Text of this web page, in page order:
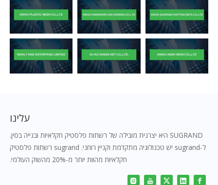
עלינו
SUGRAND היא יצרנית מובילה של רשתות פלסטיק חקלאיות ובנייה בסין.
ל-sugrand יש טכנולוגיה מתקדמת וקניין רוחני. sugrand רשתות פלסטיק
חקלאיות מהוות יותר מ-20% מהשוק העולמי.